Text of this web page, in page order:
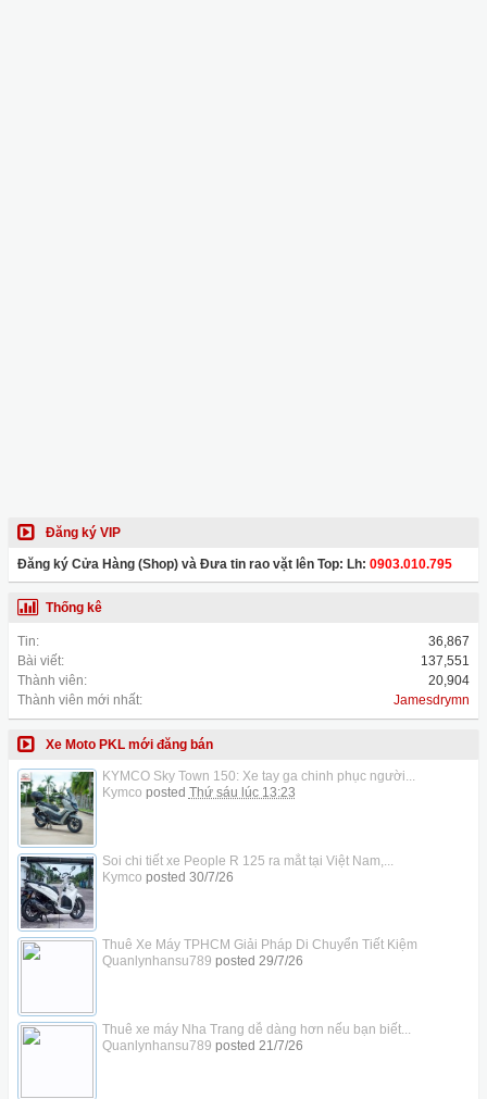
Đăng ký VIP
Đăng ký Cửa Hàng (Shop) và Đưa tin rao vặt lên Top: Lh: 0903.010.795
Thống kê
Tin:
36,867
Bài viết:
137,551
Thành viên:
20,904
Thành viên mới nhất:
Jamesdrymn
Xe Moto PKL mới đăng bán
KYMCO Sky Town 150: Xe tay ga chinh phục người...
Kymco posted Thứ sáu lúc 13:23
Soi chi tiết xe People R 125 ra mắt tại Việt Nam,...
Kymco posted 30/7/26
Thuê Xe Máy TPHCM Giải Pháp Di Chuyển Tiết Kiệm
Quanlynhansu789 posted 29/7/26
Thuê xe máy Nha Trang dễ dàng hơn nếu bạn biết...
Quanlynhansu789 posted 21/7/26